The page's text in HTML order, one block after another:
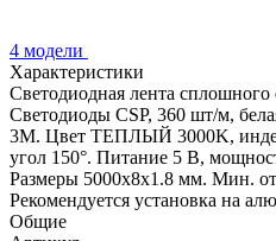
4 модели
Характеристики
Светодиодная лента
Светодиоды CSP, 360 шт/м,
3M. Цвет ТЕПЛЫЙ 3000K,
угол 150°. Питание 5 В,
Размеры 5000х8х1.8 мм. Мин.
Рекомендуется установка на
Общие